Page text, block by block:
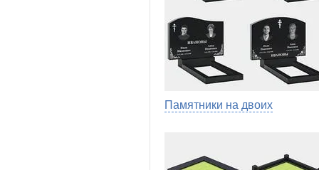
Памятники на двоих